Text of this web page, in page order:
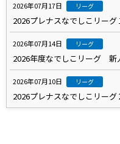
2026年07月17日 リーグ
2026プレナスなでしこリー
2026年07月14日 リーグ
2026年度なでしこリーグ 新
2026年07月10日 リーグ
2026プレナスなでしこリー